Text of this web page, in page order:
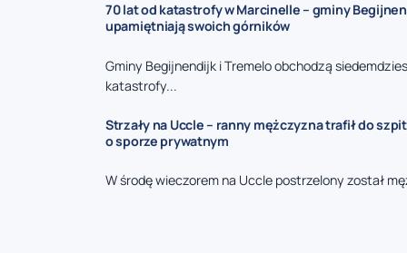
70 lat od katastrofy w Marcinelle – gminy
upamiętniają swoich górników
Gminy Begijnendijk i Tremelo obchodzą
katastrofy...
Strzały na Uccle – ranny mężczyzna trafił do
o sporze prywatnym
W środę wieczorem na Uccle postrzelony został